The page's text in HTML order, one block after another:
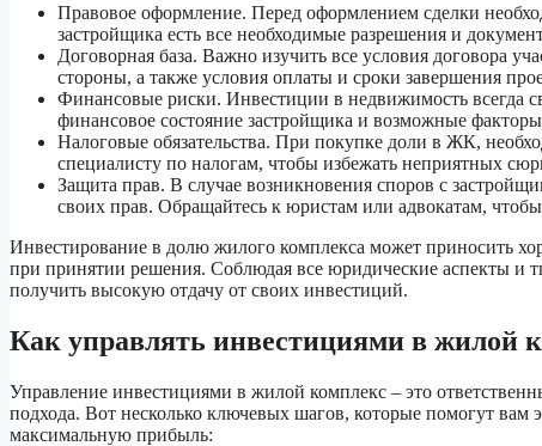
Правовое оформление. Перед оформлением сделки
застройщика есть все необходимые разрешения и
Договорная база. Важно изучить все условия договора
стороны, а также условия оплаты и сроки завершения
Финансовые риски. Инвестиции в недвижимость всегда
финансовое состояние застройщика и возможные
Налоговые обязательства. При покупке доли в ЖК,
специалисту по налогам, чтобы избежать неприятных
Защита прав. В случае возникновения споров с
своих прав. Обращайтесь к юристам или адвокатам,
Инвестирование в долю жилого комплекса может приносить
при принятии решения. Соблюдая все юридические аспекты и
получить высокую отдачу от своих инвестиций.
Как управлять инвестициями в жилой
Управление инвестициями в жилой комплекс – это
подхода. Вот несколько ключевых шагов, которые помогут
максимальную прибыль: